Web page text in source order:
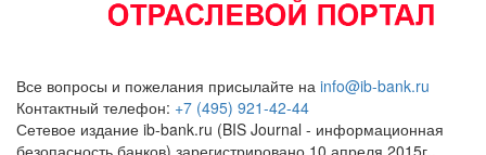
Все вопросы и пожелания присылайте на info@ib-bank.ru
Контактный телефон: +7 (495) 921-42-44
Сетевое издание ib-bank.ru (BIS Journal - информационная
безопасность банков) зарегистрировано 10 апреля 2015г.,